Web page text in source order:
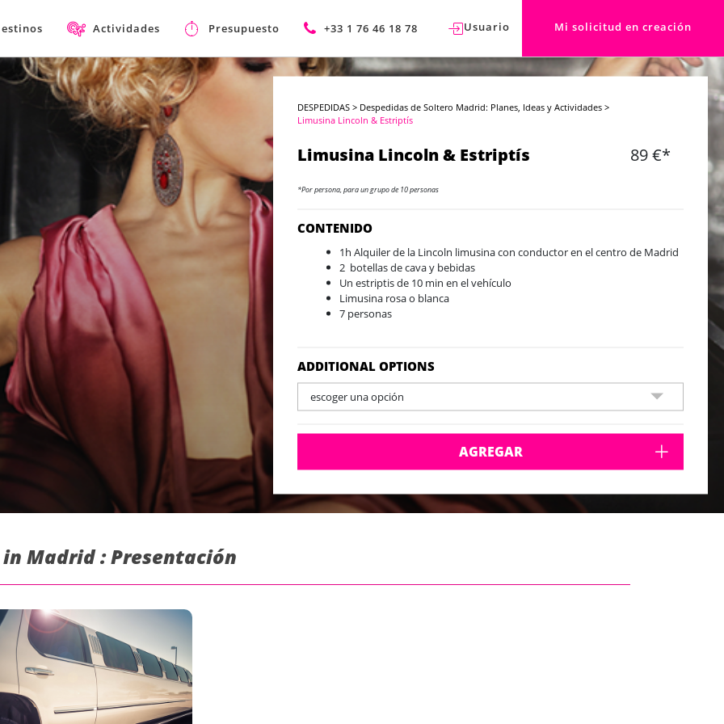
Actividades Presupuesto +33 1 76 46 18 78 Usuario Mi solicitud en creación
DESPEDIDAS > Despedidas de Soltero Madrid: Planes, Ideas y Actividades >
Limusina Lincoln & Estriptís
Limusina Lincoln & Estriptís 89 €*
*Por persona, para un grupo de 10 personas
CONTENIDO
1h Alquiler de la Lincoln limusina con conductor en el centro de Madrid
2 botellas de cava y bebidas
Un estriptis de 10 min en el vehículo
Limusina rosa o blanca
7 personas
ADDITIONAL OPTIONS
escoger una opción
AGREGAR
Madrid : Presentación